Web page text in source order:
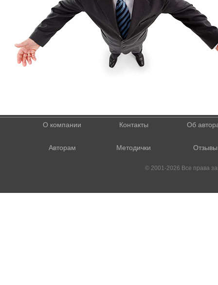
О компании Контакты Об
Авторам Методички Отзывы
© 2001-2026 Все права